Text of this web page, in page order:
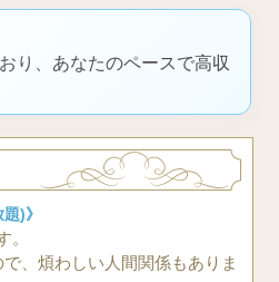
り、あなたのペースで高収
)》
。
、煩わしい人間関係もありま